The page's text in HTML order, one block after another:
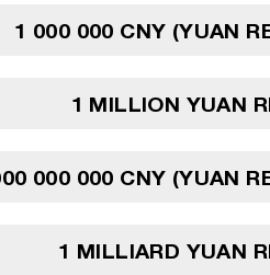
1 000 000 CNY (YUAN
1 MILLION YUAN
000 000 CNY (YUAN
1 MILLIARD YUAN